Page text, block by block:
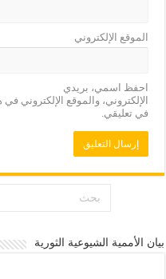
الموقع الإلكتروني
احفظ اسمي، بريدي
الإلكتروني، والموقع الإلكتروني
في تعليقي.
بيان الأممية الشيوعية الثورية